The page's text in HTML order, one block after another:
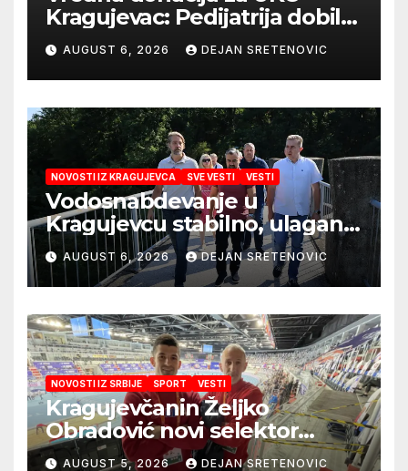
Kragujevac: Pedijatrija dobila
mobilni rendgen i mikroskop
vredne 9,6 miliona dinara
AUGUST 6, 2026 DEJAN SRETENOVIC
NOVOSTI IZ KRAGUJEVCA SVE VESTI VESTI
Vodosnabdevanje u
Kragujevcu stabilno, ulaganja
obezbedila sigurnije
snabdevanje
AUGUST 6, 2026 DEJAN SRETENOVIC
NOVOSTI IZ SRBIJE SPORT VESTI
Kragujevčanin Željko
Obradović novi selektor
Atletske reprezentacije Srbije
AUGUST 5, 2026 DEJAN SRETENOVIC